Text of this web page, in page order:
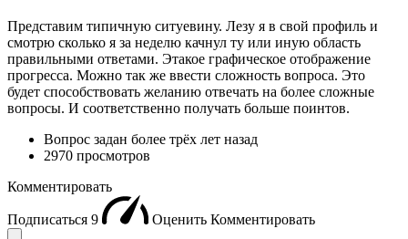
Представим типичную ситуевину. Лезу я в свой профиль и
смотрю сколько я за неделю качнул ту или иную область
правильными ответами. Этакое графическое отображение
прогресса. Можно так же ввести сложность вопроса. Это
будет способствовать желанию отвечать на более сложные
вопросы. И соответственно получать больше поинтов.
Вопрос задан более трёх лет назад
2970 просмотров
Комментировать
Подписаться 9 Оценить Комментировать